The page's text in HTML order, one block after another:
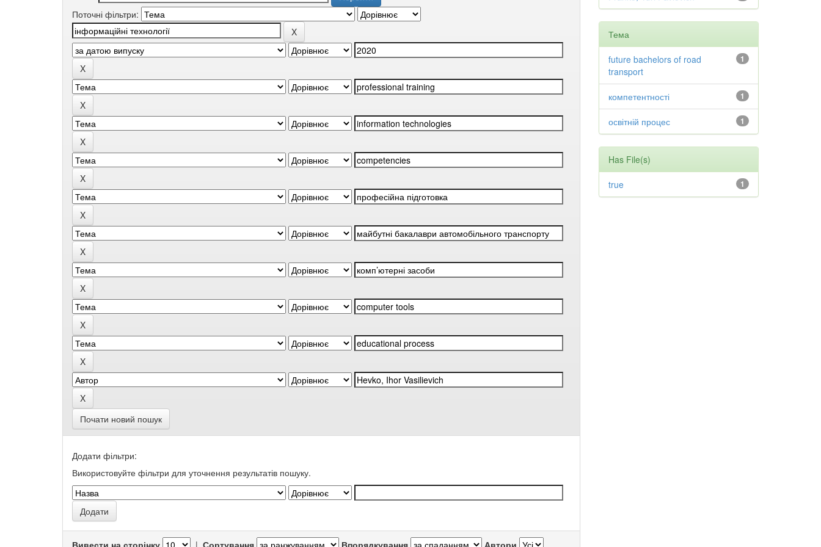
Поточні фільтри:
Почати новий пошук
Додати фільтри:
Використовуйте фільтри для уточнення результатів пошуку.
Вивести на сторінку | Сортування Впорядкування Автори
Тема
1
future bachelors of road
transport
1
компетентності
1
освітній процес
Has File(s)
1
true